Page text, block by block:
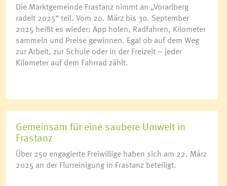
Die Marktgemeinde Frastanz nimmt an „Vorarlberg
radelt 2025“ teil. Vom 20. März bis 30. September
2025 heißt es wieder: App holen, Radfahren, Kilometer
sammeln und Preise gewinnen. Egal ob auf dem Weg
zur Arbeit, zur Schule oder in der Freizeit – jeder
Kilometer auf dem Fahrrad zählt.
Gemeinsam für eine saubere Umwelt in
Frastanz
Über 250 engagierte Freiwillige haben sich am 22. März
2025 an der Flurreinigung in Frastanz beteiligt.